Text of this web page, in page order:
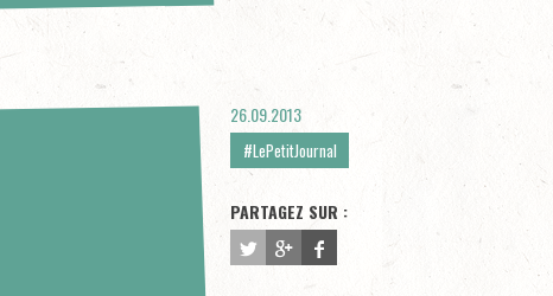
26.09.2013
#LePetitJournal
PARTAGEZ SUR :